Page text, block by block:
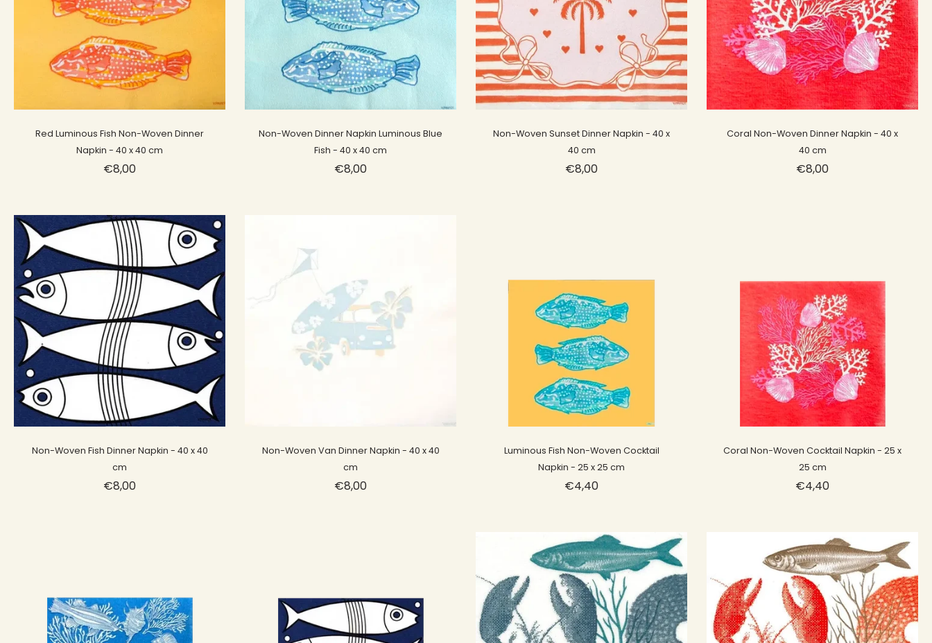
Sold out
Red Luminous Fish Non-Woven Dinner
Napkin - 40 x 40 cm
€8,00
Sold out
Non-Woven Dinner Napkin Luminous Blue
Fish - 40 x 40 cm
€8,00
Non-Woven Sunset Dinner Napkin - 40 x
40 cm
€8,00
Sold out
Coral Non-Woven Dinner Napkin - 40 x
40 cm
€8,00
Sold out
Non-Woven Fish Dinner Napkin - 40 x 40
cm
€8,00
Non-Woven Van Dinner Napkin - 40 x 40
cm
€8,00
Sold out
Luminous Fish Non-Woven Cocktail
Napkin - 25 x 25 cm
€4,40
Sold out
Coral Non-Woven Cocktail Napkin - 25 x
25 cm
€4,40